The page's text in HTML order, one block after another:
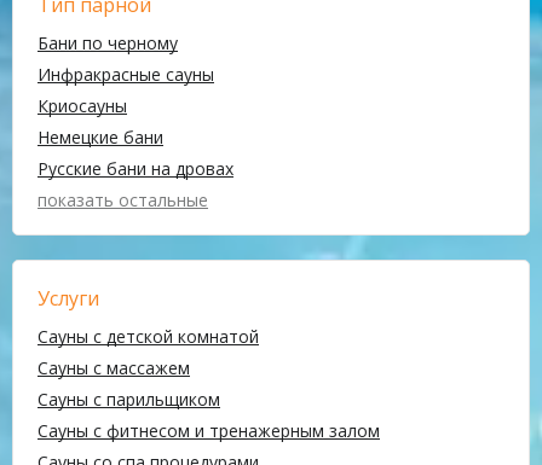
Бани по черному
Инфракрасные сауны
Криосауны
Немецкие бани
Русские бани на дровах
показать остальные
Услуги
Сауны с детской комнатой
Сауны с массажем
Сауны с парильщиком
Сауны с фитнесом и тренажерным залом